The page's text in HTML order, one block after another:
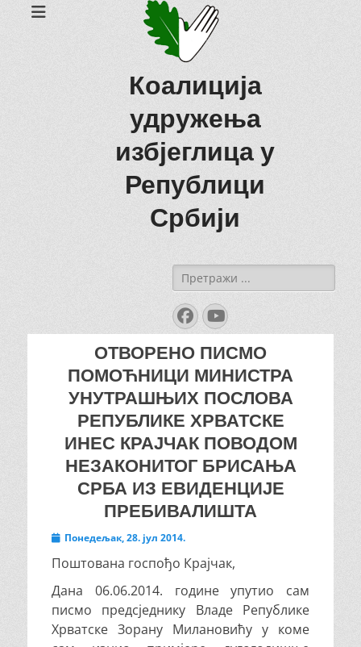
Коалиција
удружења
избјеглица у
Републици
Србији
Search
for:
Facebook
YouTube
ОТВОРЕНО ПИСМО
ПОМОЋНИЦИ МИНИСТРА
УНУТРАШЊИХ ПОСЛОВА
РЕПУБЛИКЕ ХРВАТСКЕ
ИНЕС КРАЈЧАК ПОВОДОМ
НЕЗАКОНИТОГ БРИСАЊА
СРБА ИЗ ЕВИДЕНЦИЈЕ
ПРЕБИВАЛИШТА
PostedПонедељак, 28. јул 2014.
Поштована госпођо Крајчак,
Дана 06.06.2014. године упутио сам
писмо предсједнику Владе Републике
Хрватске Зорану Милановићу у коме